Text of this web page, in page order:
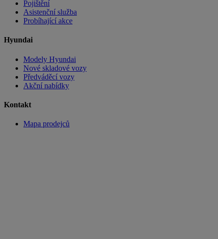
Pojištění
Asistenční služba
Probíhající akce
Hyundai
Modely Hyundai
Nové skladové vozy
Předváděcí vozy
Akční nabídky
Kontakt
Mapa prodejců